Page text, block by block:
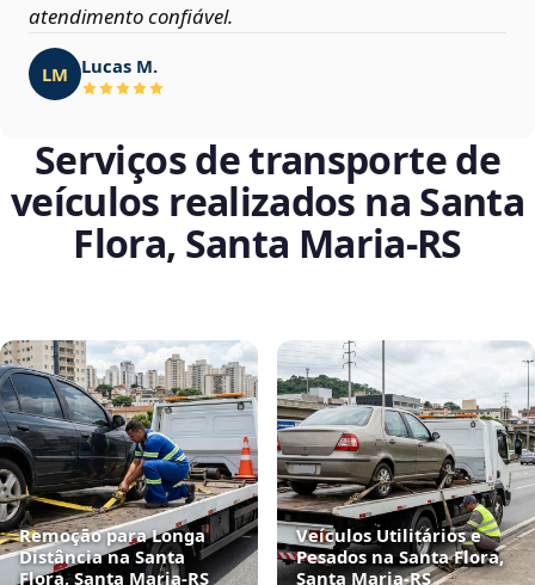
atendimento confiável.
LM Lucas M.
Serviços de transporte de
veículos realizados na Santa
Flora, Santa Maria‑RS
Remoção para Longa
Distância na Santa
Flora, Santa Maria‑RS
Veículos Utilitários e
Pesados na Santa Flora,
Santa Maria‑RS